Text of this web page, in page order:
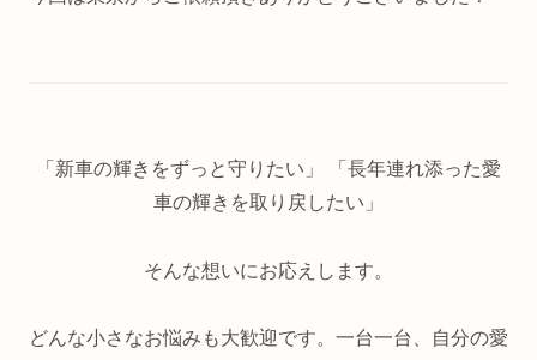
「新車の輝きをずっと守りたい」 「長年連れ添った愛
車の輝きを取り戻したい」
そんな想いにお応えします。
どんな小さなお悩みも大歓迎です。一台一台、自分の愛